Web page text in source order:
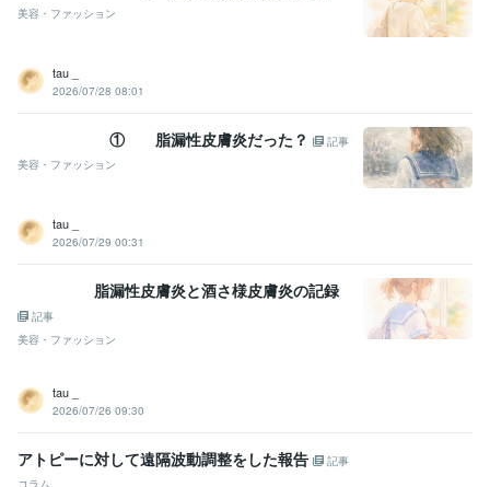
美容・ファッション
tau _
2026/07/28 08:01
① 脂漏性皮膚炎だった？
記事
美容・ファッション
tau _
2026/07/29 00:31
脂漏性皮膚炎と酒さ様皮膚炎の記録
記事
美容・ファッション
tau _
2026/07/26 09:30
アトピーに対して遠隔波動調整をした報告
記事
コラム